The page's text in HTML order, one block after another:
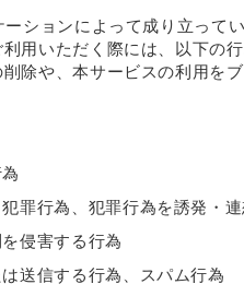
ションによって成り立って
用いただく際には、以下の
除や、本サービスの利用を
罪行為、犯罪行為を誘発・
侵害する行為
送信する行為、スパム行為